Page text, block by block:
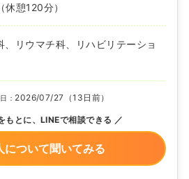
（休憩120分）
、リウマチ科、リハビリテーショ
： 2026/07/27（13日前）
もとに、LINEで相談できる
について聞いてみる